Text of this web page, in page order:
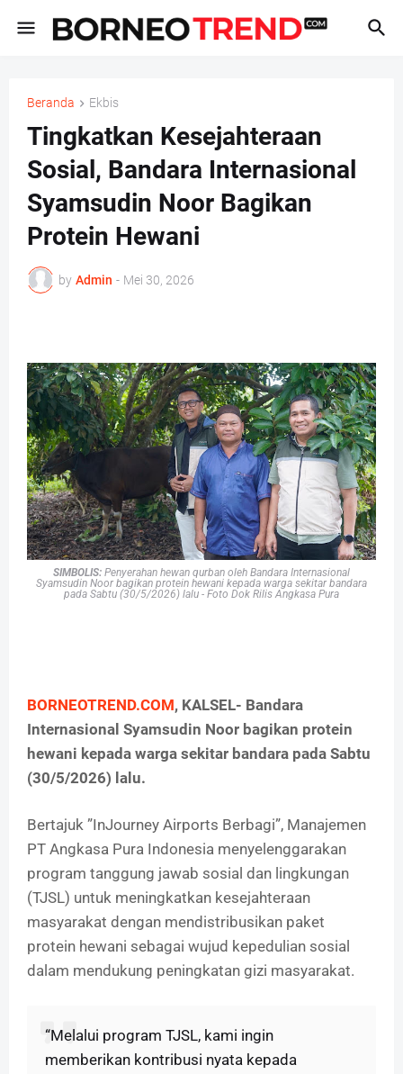
Beranda Ekbis
Tingkatkan Kesejahteraan
Sosial, Bandara Internasional
Syamsudin Noor Bagikan
Protein Hewani
by Admin - Mei 30, 2026
SIMBOLIS: Penyerahan hewan qurban oleh Bandara Internasional
Syamsudin Noor bagikan protein hewani kepada warga sekitar bandara
pada Sabtu (30/5/2026) lalu - Foto Dok Rilis Angkasa Pura
BORNEOTREND.COM, KALSEL- Bandara
Internasional Syamsudin Noor bagikan protein
hewani kepada warga sekitar bandara pada Sabtu
(30/5/2026) lalu.
Bertajuk ”InJourney Airports Berbagi”, Manajemen
PT Angkasa Pura Indonesia menyelenggarakan
program tanggung jawab sosial dan lingkungan
(TJSL) untuk meningkatkan kesejahteraan
masyarakat dengan mendistribusikan paket
protein hewani sebagai wujud kepedulian sosial
dalam mendukung peningkatan gizi masyarakat.
“Melalui program TJSL, kami ingin
memberikan kontribusi nyata kepada